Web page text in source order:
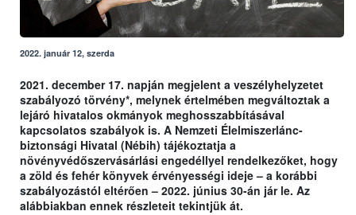
2022. január 12, szerda
2021. december 17. napján megjelent a veszélyhelyzetet
szabályozó törvény*, melynek értelmében megváltoztak a
lejáró hivatalos okmányok meghosszabbításával
kapcsolatos szabályok is. A Nemzeti Élelmiszerlánc-
biztonsági Hivatal (Nébih) tájékoztatja a
növényvédőszervásárlási engedéllyel rendelkezőket, hogy
a zöld és fehér könyvek érvényességi ideje – a korábbi
szabályozástól eltérően – 2022. június 30-án jár le. Az
alábbiakban ennek részleteit tekintjük át.